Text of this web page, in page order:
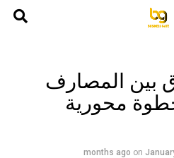
بين المصارف
محورية
on